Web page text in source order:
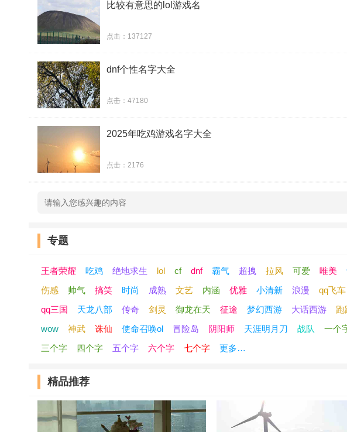
零時差
花泪兮
旧城凉
姬小雪
花恨水
红绫女
秦楼月
叶璃溪
葬风雪
七秒梦
比较有意思的lol游戏名
点击：137127
dnf个性名字大全
点击：47180
2025年吃鸡游戏名字大全
点击：2176
专题
王者荣耀 吃鸡 绝地求生 lol cf dnf 霸气 超拽 拉风 可爱 唯美
伤感
帅气 搞笑 时尚 成熟 文艺 内涵 优雅 小清新 浪漫
qq飞车
qq三国
天龙八部 传奇 剑灵 御龙在天 征途 梦幻西游 大话西游
跑
wow
神武 诛仙 使命召唤ol 冒险岛 阴阳师 天涯明月刀 战队
一个
三个字
四个字 五个字 六个字 七个字 更多…
精品推荐